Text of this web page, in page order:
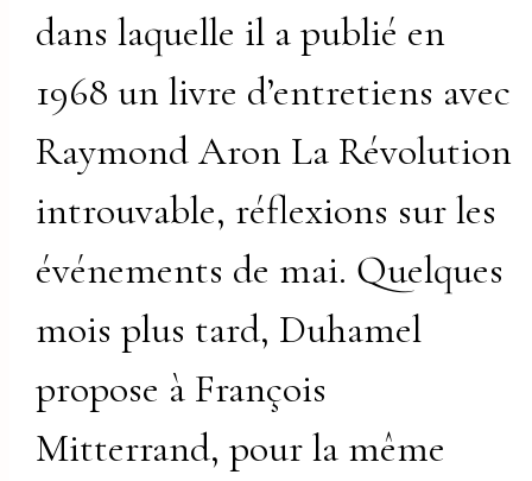
dans laquelle il a publié en
1968 un livre d’entretiens avec
Raymond Aron La Révolution
introuvable, réflexions sur les
événements de mai. Quelques
mois plus tard, Duhamel
propose à François
Mitterrand, pour la même